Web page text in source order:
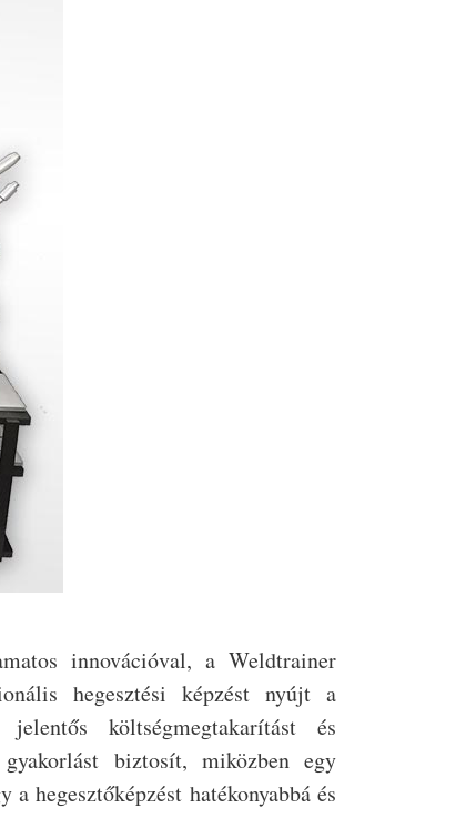
innovációval, a Weldtrainer
hegesztési képzést nyújt a
költségmegtakarítást és
biztosít, miközben egy
hegesztőképzést hatékonyabbá és